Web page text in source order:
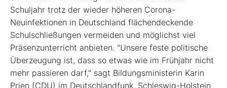
Schuljahr trotz der wieder höheren Corona-
Neuinfektionen in Deutschland flächendeckende
Schulschließungen vermeiden und möglichst viel
Präsenzunterricht anbieten. "Unsere feste politische
Überzeugung ist, dass so etwas wie im Frühjahr nicht
mehr passieren darf," sagt Bildungsministerin Karin
Prien (CDU) im Deutschlandfunk. Schleswig-Holstein